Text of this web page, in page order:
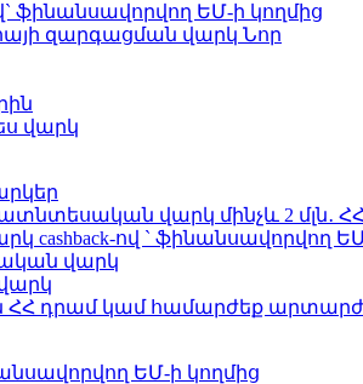
ֆինանսավորվող ԵՄ-ի կողմից
զարգացման վարկ Նոր
վարկ
վարկ մինչև 2 մլն․
cashback-ով ` ֆինանսավորվող
վարկ
ՀՀ դրամ կամ համարժեք
ԵՄ-ի կողմից